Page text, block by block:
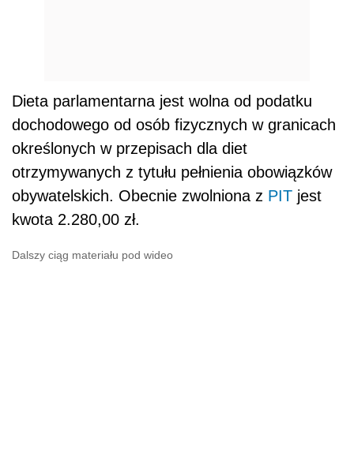
Dieta parlamentarna jest wolna od podatku
dochodowego od osób fizycznych w granicach
określonych w przepisach dla diet
otrzymywanych z tytułu pełnienia obowiązków
obywatelskich. Obecnie zwolniona z PIT jest
kwota 2.280,00 zł.
Dalszy ciąg materiału pod wideo